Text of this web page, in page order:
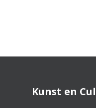
Kunst en